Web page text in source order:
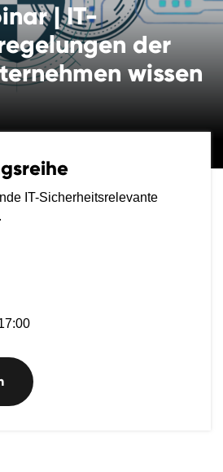
| IT-
der
wissen
IT-Sicherheitsrelevante